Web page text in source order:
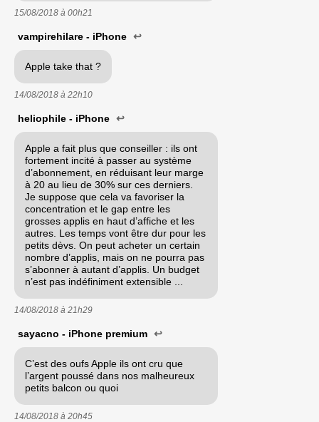
15/08/2018 à 00h21
vampirehilare - iPhone ↩
Apple take that ?
14/08/2018 à 22h10
heliophile - iPhone ↩
Apple a fait plus que conseiller : ils ont
fortement incité à passer au système
d’abonnement, en réduisant leur marge
à 20 au lieu de 30% sur ces derniers.
Je suppose que cela va favoriser la
concentration et le gap entre les
grosses applis en haut d’affiche et les
autres. Les temps vont être dur pour les
petits dèvs. On peut acheter un certain
nombre d’applis, mais on ne pourra pas
s’abonner à autant d’applis. Un budget
n’est pas indéfiniment extensible ...
14/08/2018 à 21h29
sayacno - iPhone premium ↩
C’est des oufs Apple ils ont cru que
l’argent poussé dans nos malheureux
petits balcon ou quoi
14/08/2018 à 20h45